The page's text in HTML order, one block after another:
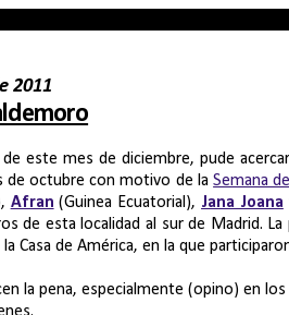
2011
este mes de diciembre, pude
de octubre con motivo de laSemana
Afran (Guinea Ecuatorial), Jana Joana
de esta localidad al sur de Madrid.
Casa de América, en la que
la pena, especialmente (opino) en